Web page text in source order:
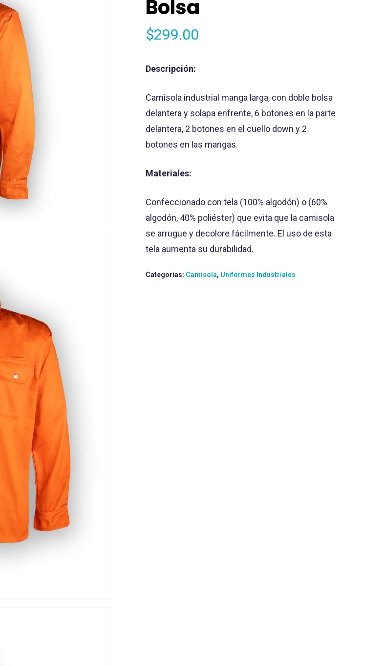
Bolsa
$299.00
Descripción:
Camisola industrial manga larga, con doble bolsa
delantera y solapa enfrente, 6 botones en la parte
delantera, 2 botones en el cuello down y 2
botones en las mangas.
Materiales:
Confeccionado con tela (100% algodón) o (60%
algodón, 40% poliéster) que evita que la camisola
se arrugue y decolore fácilmente. El uso de esta
tela aumenta su durabilidad.
Categorías: Camisola, Uniformes Industriales